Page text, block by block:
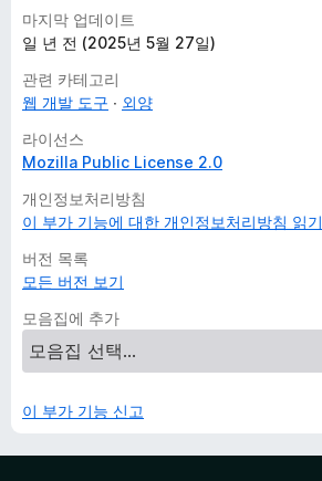
마지막 업데이트
일 년 전 (2025년 5월 27일)
관련 카테고리
웹 개발 도구
외양
라이선스
Mozilla Public License 2.0
개인정보처리방침
이 부가 기능에 대한 개인정보처리방침 읽기
버전 목록
모든 버전 보기
모음집에 추가
이 부가 기능 신고